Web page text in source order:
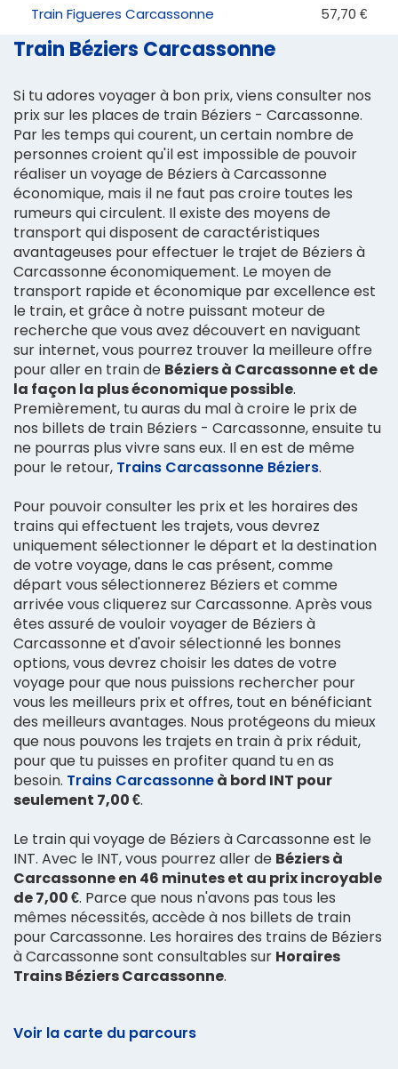
Train Figueres Carcassonne 57,70 €
Train Béziers Carcassonne
Si tu adores voyager à bon prix, viens consulter nos
prix sur les places de train Béziers - Carcassonne.
Par les temps qui courent, un certain nombre de
personnes croient qu'il est impossible de pouvoir
réaliser un voyage de Béziers à Carcassonne
économique, mais il ne faut pas croire toutes les
rumeurs qui circulent. Il existe des moyens de
transport qui disposent de caractéristiques
avantageuses pour effectuer le trajet de Béziers à
Carcassonne économiquement. Le moyen de
transport rapide et économique par excellence est
le train, et grâce à notre puissant moteur de
recherche que vous avez découvert en naviguant
sur internet, vous pourrez trouver la meilleure offre
pour aller en train de Béziers à Carcassonne et de
la façon la plus économique possible.
Premièrement, tu auras du mal à croire le prix de
nos billets de train Béziers - Carcassonne, ensuite tu
ne pourras plus vivre sans eux. Il en est de même
pour le retour, Trains Carcassonne Béziers.
Pour pouvoir consulter les prix et les horaires des
trains qui effectuent les trajets, vous devrez
uniquement sélectionner le départ et la destination
de votre voyage, dans le cas présent, comme
départ vous sélectionnerez Béziers et comme
arrivée vous cliquerez sur Carcassonne. Après vous
êtes assuré de vouloir voyager de Béziers à
Carcassonne et d'avoir sélectionné les bonnes
options, vous devrez choisir les dates de votre
voyage pour que nous puissions rechercher pour
vous les meilleurs prix et offres, tout en bénéficiant
des meilleurs avantages. Nous protégeons du mieux
que nous pouvons les trajets en train à prix réduit,
pour que tu puisses en profiter quand tu en as
besoin. Trains Carcassonneà bord INT pour
seulement 7,00 €.
Le train qui voyage de Béziers à Carcassonne est le
INT. Avec le INT, vous pourrez aller de Béziers à
Carcassonne en 46 minutes et au prix incroyable
de 7,00 €. Parce que nous n'avons pas tous les
mêmes nécessités, accède à nos billets de train
pour Carcassonne. Les horaires des trains de Béziers
à Carcassonne sont consultables sur Horaires
Trains Béziers Carcassonne.
Voir la carte du parcours